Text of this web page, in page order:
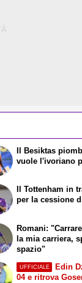
Il Besiktas
vuole l'ivoriano
Il Tottenham in
per la cessione
Romani:
la mia carriera,
spazio"
UFFICIALE
Edin
04 e ritrova